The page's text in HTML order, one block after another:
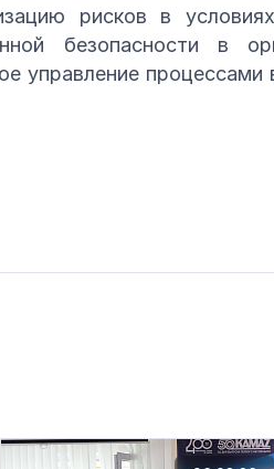
рисков в
безопасности в
управление